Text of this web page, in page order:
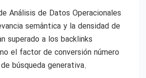
Análisis de Datos Operacionales
semántica y la densidad de
superado a los backlinks
el factor de conversión número
búsqueda generativa.